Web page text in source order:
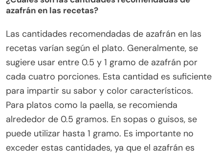
azafrán en las recetas?
Las cantidades recomendadas de azafrán en las
recetas varían según el plato. Generalmente, se
sugiere usar entre 0.5 y 1 gramo de azafrán por
cada cuatro porciones. Esta cantidad es suficiente
para impartir su sabor y color característicos.
Para platos como la paella, se recomienda
alrededor de 0.5 gramos. En sopas o guisos, se
puede utilizar hasta 1 gramo. Es importante no
exceder estas cantidades, ya que el azafrán es